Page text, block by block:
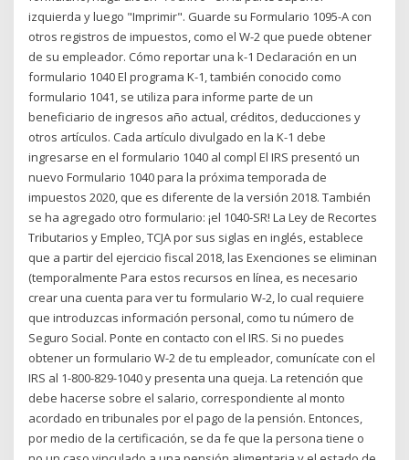
izquierda y luego "Imprimir". Guarde su Formulario 1095-A con
otros registros de impuestos, como el W-2 que puede obtener
de su empleador. Cómo reportar una k-1 Declaración en un
formulario 1040 El programa K-1, también conocido como
formulario 1041, se utiliza para informe parte de un
beneficiario de ingresos año actual, créditos, deducciones y
otros artículos. Cada artículo divulgado en la K-1 debe
ingresarse en el formulario 1040 al compl El IRS presentó un
nuevo Formulario 1040 para la próxima temporada de
impuestos 2020, que es diferente de la versión 2018. También
se ha agregado otro formulario: ¡el 1040-SR! La Ley de Recortes
Tributarios y Empleo, TCJA por sus siglas en inglés, establece
que a partir del ejercicio fiscal 2018, las Exenciones se eliminan
(temporalmente Para estos recursos en línea, es necesario
crear una cuenta para ver tu formulario W-2, lo cual requiere
que introduzcas información personal, como tu número de
Seguro Social. Ponte en contacto con el IRS. Si no puedes
obtener un formulario W-2 de tu empleador, comunícate con el
IRS al 1-800-829-1040 y presenta una queja. La retención que
debe hacerse sobre el salario, correspondiente al monto
acordado en tribunales por el pago de la pensión. Entonces,
por medio de la certificación, se da fe que la persona tiene o